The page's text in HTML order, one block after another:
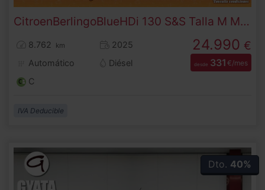
CitroenBerlingo BlueHDi 130 S&S Talla M Max Auto 96 kW (130 CV)
8.762 km
2025
Automático
Diésel
C
24.990 €
desde 331 €/mes
IVA Deducible
Dto. 40%